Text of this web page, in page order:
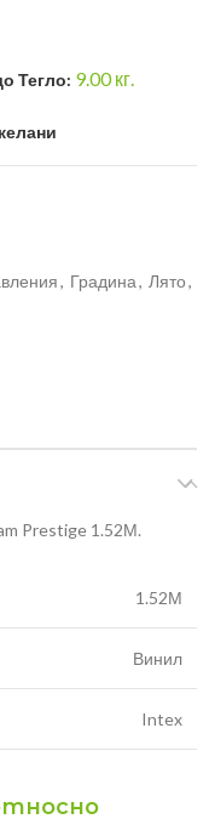
Тегло: 9.00кг.
, Градина, Лято,
Prestige 1.52М.
1.52М
Винил
Intex